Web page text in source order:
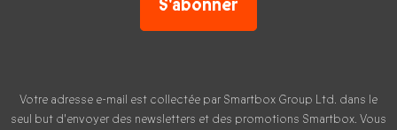
S'abonner
Votre adresse e-mail est collectée par Smartbox Group Ltd. dans le
seul but d'envoyer des newsletters et des promotions Smartbox. Vous